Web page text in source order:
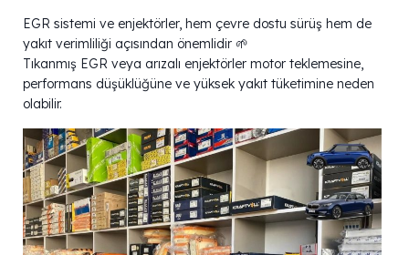
EGR sistemi ve enjektörler, hem çevre dostu sürüş hem de
yakıt verimliliği açısından önemlidir 🌱
Tıkanmış EGR veya arızalı enjektörler motor teklemesine,
performans düşüklüğüne ve yüksek yakıt tüketimine neden
olabilir.